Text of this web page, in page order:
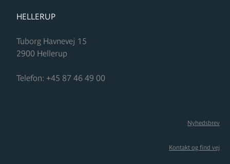
FORMUPLEJE
HELLERUP
Tuborg Havnevej 15
2900 Hellerup
Telefon: +45 87 46 49 00
Nyhedsbrev
Kontakt og find vej